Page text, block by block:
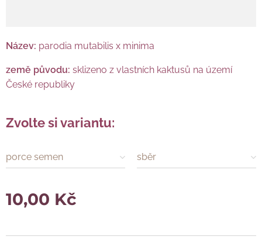
Název: parodia mutabilis x minima
země původu: sklizeno z vlastních kaktusů na území
České republiky
Zvolte si variantu:
porce semen sběr
10,00 Kč